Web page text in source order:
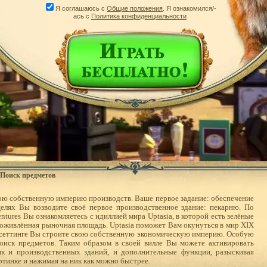
Я соглашаюсь с Общие положения . Я ознакомился/-
ась с Политика конфиденциальности
предметов
собственную империю производств. Ваше первое задание: обеспечение
Вы возводите своё первое производственное здание: пекарню. По
Вы ознакомляетесь с идиллией мира Uptasia, в которой есть зелёные
рыночная площадь. Uptasia поможет Вам окунуться в мир XIX
Вы строите свою собственную экономическую империю. Особую
предметов. Таким образом в своей вилле Вы можете активировать
и производственных зданий, и дополнительные функции, разыскивая
и нажимая на ник как можно быстрее.